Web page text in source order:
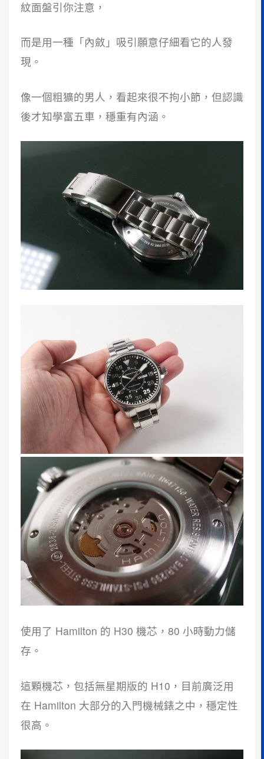
紋面盤引你注意，
而是用一種「內斂」吸引願意仔細看它的人發
現。
像一個粗獷的男人，看起來很不拘小節，但認識
後才知學富五車，穩重有內涵。
使用了 Hamilton 的 H30 機芯，80 小時動力儲
存。
這顆機芯，包括無星期版的 H10，目前廣泛用
在 Hamilton 大部分的入門機械錶之中，穩定性
很高。